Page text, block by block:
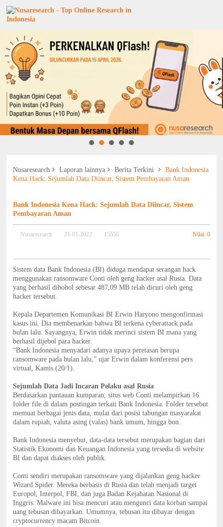
Nusaresearch Laporan lainnya Berita Terkini
Bank Indonesia
Kena Hack: Sejumlah Data Diincar, Sistem Pembayaran Aman
Bank Indonesia Kena Hack: Sejumlah Data Diincar, Sistem
Pembayaran Aman
Nusaresearch 21-01-2022 15556 Nilai: 0
Sistem data Bank Indonesia (BI) diduga mendapat serangan hack
menggunakan ransomware Conti oleh geng hacker asal Rusia. Data
yang berhasil dibobol sebesar 487,09 MB telah dicuri oleh geng
hacker tersebut.
Kepala Departemen Komunikasi BI Erwin Haryono mengonfirmasi
kasus ini. Dia membenarkan bahwa BI terkena cyberattack pada
bulan lalu. Sayangnya, Erwin tidak merinci sistem BI mana yang
berhasil dijebol para hacker.
“Bank Indonesia menyadari adanya upaya peretasan berupa
ransomware pada bulan lalu,” ujar Erwin dalam konferensi pers
virtual, Kamis (20/1).
Sejumlah Data Jadi Incaran Pelaku asal Rusia
Berdasarkan pantauan kumparan, situs web Conti melampirkan 16
folder file di dalam postingan terkait Bank Indonesia. Folder tersebut
memuat berbagai jenis data, mulai dari posisi tabungan masyarakat
dalam rupiah, valuta asing (valas) bank umum, hingga bon.
Bank Indonesia menyebut, data-data tersebut merupakan bagian dari
Statistik Ekonomi dan Keuangan Indonesia yang tersedia di website
BI dan dapat diakses oleh publik.
Conti sendiri merupakan ransomware yang dijalankan geng hacker
Wizard Spider. Mereka berbasis di Rusia dan telah menjadi target
Europol, Interpol, FBI, dan juga Badan Kejahatan Nasional di
Inggris. Malware ini bisa mencuri atau mengunci data korban sampai
uang tebusan dibayarkan. Umumnya, tebusan itu dibayar dengan
cryptocurrency macam Bitcoin.